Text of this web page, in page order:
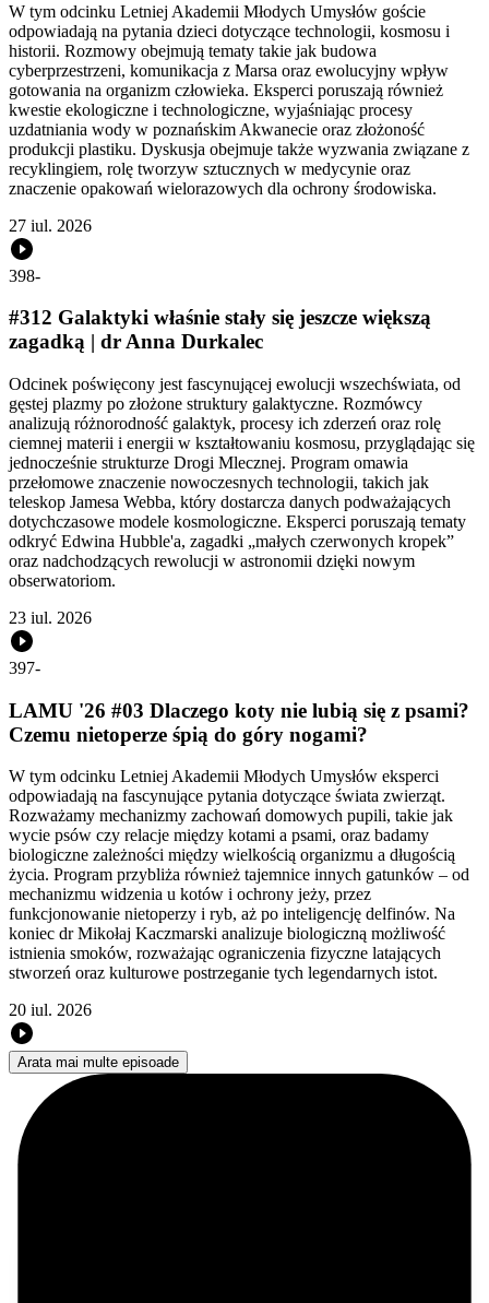
W tym odcinku Letniej Akademii Młodych Umysłów goście
odpowiadają na pytania dzieci dotyczące technologii, kosmosu i
historii. Rozmowy obejmują tematy takie jak budowa
cyberprzestrzeni, komunikacja z Marsa oraz ewolucyjny wpływ
gotowania na organizm człowieka. Eksperci poruszają również
kwestie ekologiczne i technologiczne, wyjaśniając procesy
uzdatniania wody w poznańskim Akwanecie oraz złożoność
produkcji plastiku. Dyskusja obejmuje także wyzwania związane z
recyklingiem, rolę tworzyw sztucznych w medycynie oraz
znaczenie opakowań wielorazowych dla ochrony środowiska.
27 iul. 2026
398-
#312 Galaktyki właśnie stały się jeszcze większą
zagadką | dr Anna Durkalec
Odcinek poświęcony jest fascynującej ewolucji wszechświata, od
gęstej plazmy po złożone struktury galaktyczne. Rozmówcy
analizują różnorodność galaktyk, procesy ich zderzeń oraz rolę
ciemnej materii i energii w kształtowaniu kosmosu, przyglądając się
jednocześnie strukturze Drogi Mlecznej. Program omawia
przełomowe znaczenie nowoczesnych technologii, takich jak
teleskop Jamesa Webba, który dostarcza danych podważających
dotychczasowe modele kosmologiczne. Eksperci poruszają tematy
odkryć Edwina Hubble'a, zagadki „małych czerwonych kropek”
oraz nadchodzących rewolucji w astronomii dzięki nowym
obserwatoriom.
23 iul. 2026
397-
LAMU '26 #03 Dlaczego koty nie lubią się z psami?
Czemu nietoperze śpią do góry nogami?
W tym odcinku Letniej Akademii Młodych Umysłów eksperci
odpowiadają na fascynujące pytania dotyczące świata zwierząt.
Rozważamy mechanizmy zachowań domowych pupili, takie jak
wycie psów czy relacje między kotami a psami, oraz badamy
biologiczne zależności między wielkością organizmu a długością
życia. Program przybliża również tajemnice innych gatunków – od
mechanizmu widzenia u kotów i ochrony jeży, przez
funkcjonowanie nietoperzy i ryb, aż po inteligencję delfinów. Na
koniec dr Mikołaj Kaczmarski analizuje biologiczną możliwość
istnienia smoków, rozważając ograniczenia fizyczne latających
stworzeń oraz kulturowe postrzeganie tych legendarnych istot.
20 iul. 2026
Arata mai multe episoade